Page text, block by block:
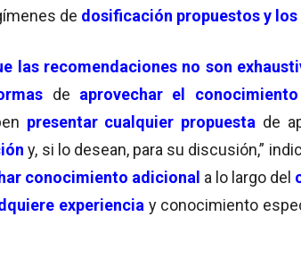
de dosificación propuestos y
las recomendacionesno son
de aprovechar el
presentar cualquier propuesta de
y, si lo desean, para su discusión,”
conocimiento adicional a lo largo del
experiencia y conocimiento